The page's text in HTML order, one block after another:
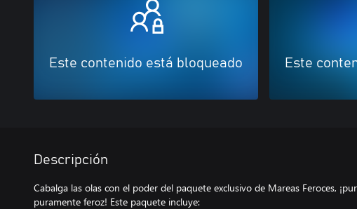
Este contenido está bloqueado Este
Descripción
Cabalga las olas con el poder del paquete exclusivo de Mareas Feroces,
puramente feroz! Este paquete incluye: